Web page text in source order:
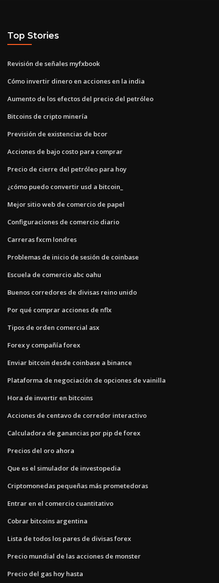
Top Stories
Revisión de señales myfxbook
Cómo invertir dinero en acciones en la india
Aumento de los efectos del precio del petróleo
Bitcoins de cripto minería
Previsión de existencias de bcor
Acciones de bajo costo para comprar
Precio de cierre del petróleo para hoy
¿cómo puedo convertir usd a bitcoin_
Mejor sitio web de comercio de papel
Configuraciones de comercio diario
Carreras fxcm londres
Problemas de inicio de sesión de coinbase
Escuela de comercio abc oahu
Buenos corredores de divisas reino unido
Por qué comprar acciones de nflx
Tipos de orden comercial asx
Forex y compañía forex
Enviar bitcoin desde coinbase a binance
Plataforma de negociación de opciones de vainilla
Hora de invertir en bitcoins
Acciones de centavo de corredor interactivo
Calculadora de ganancias por pip de forex
Precios del oro ahora
Que es el simulador de investopedia
Criptomonedas pequeñas más prometedoras
Entrar en el comercio cuantitativo
Cobrar bitcoins argentina
Lista de todos los pares de divisas forex
Precio mundial de las acciones de monster
Precio del gas hoy hasta